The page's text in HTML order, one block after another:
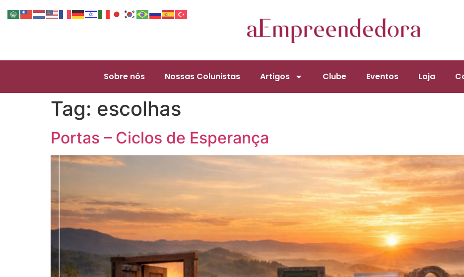
Sobre nós Nossas Colunistas Artigos Clube Eventos Loja
Tag: escolhas
Portas – Ciclos de Esperança